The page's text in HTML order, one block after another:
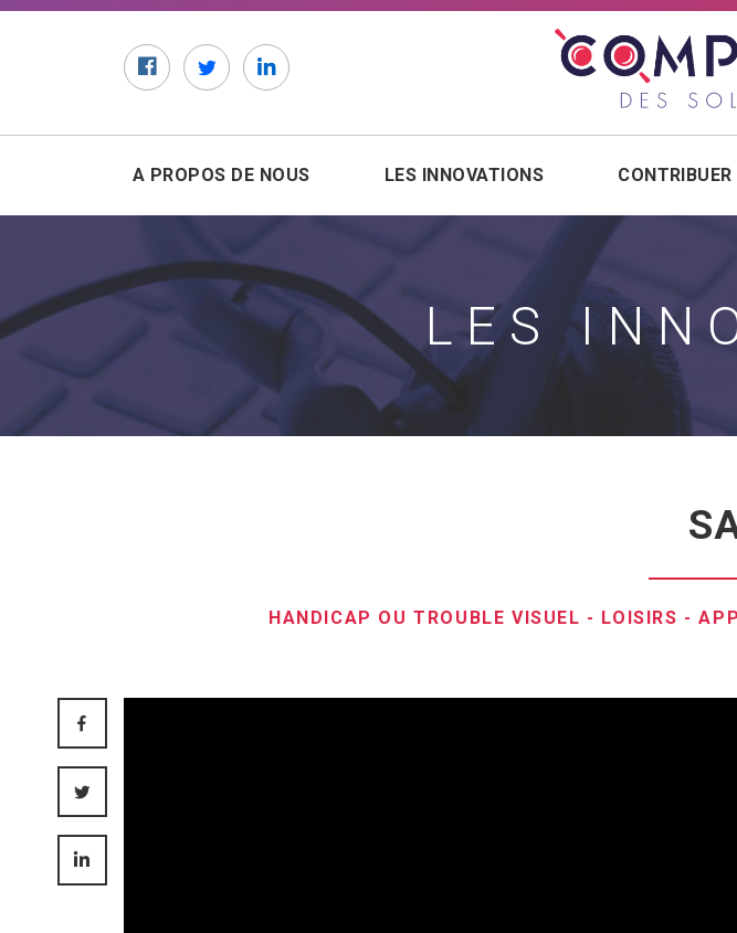
FacebookTwitterLinkedIn
A PROPOS DE NOUS LES INNOVATIONS CONTRIBUER
LES
HANDICAP OU TROUBLE VISUEL - LOISIRS -